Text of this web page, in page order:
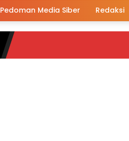
Pedoman Media Siber Redaksi
Semarak
dan Bunda PAUD
AI